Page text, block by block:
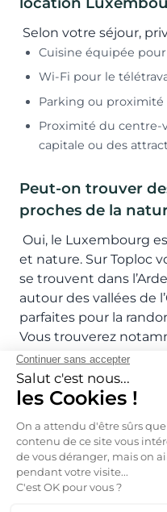
Selon votre séjour,
Cuisine équipée
Wi-Fi pour le
Parking ou proximité
Proximité du centre-
capitale ou des
Peut-on trouver
proches de la
Oui, le Luxembourg
et nature. Sur Toploc
se trouvent dans
autour des vallées de
parfaites pour la
Vous trouverez
Petite Suisse.
Est-il facile de se
Luxembourg sans
Oui, Luxembourg
transports : bus
vers les villes et